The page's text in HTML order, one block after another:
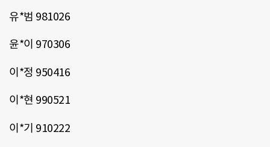
유*범 981026
윤*이 970306
이*정 950416
이*현 990521
이*기 910222